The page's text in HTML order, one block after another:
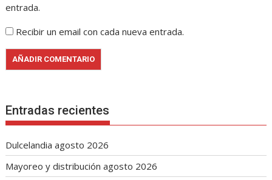
entrada.
Recibir un email con cada nueva entrada.
Entradas recientes
Dulcelandia agosto 2026
Mayoreo y distribución agosto 2026